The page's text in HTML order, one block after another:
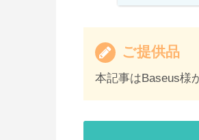
ご提供品
本記事はBaseus様